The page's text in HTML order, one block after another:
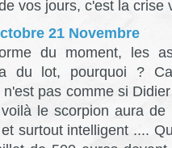
vos jours, c'est la crise
21 Novembre
du moment, les
du lot, pourquoi ?
pas comme si
le scorpion aura
surtout intelligent ....